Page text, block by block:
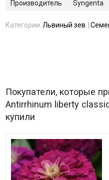
Производитель Syngenta
Категории:Львиный зев
Покупатели, которые
Antirrhinum liberty
купили